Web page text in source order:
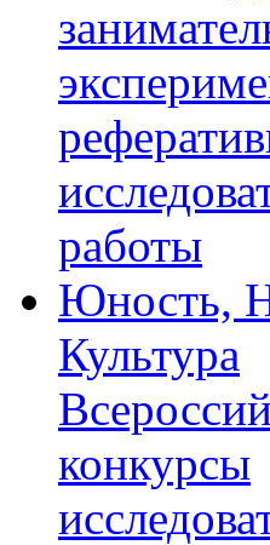
работы
Юность,
Культура
конкурсы